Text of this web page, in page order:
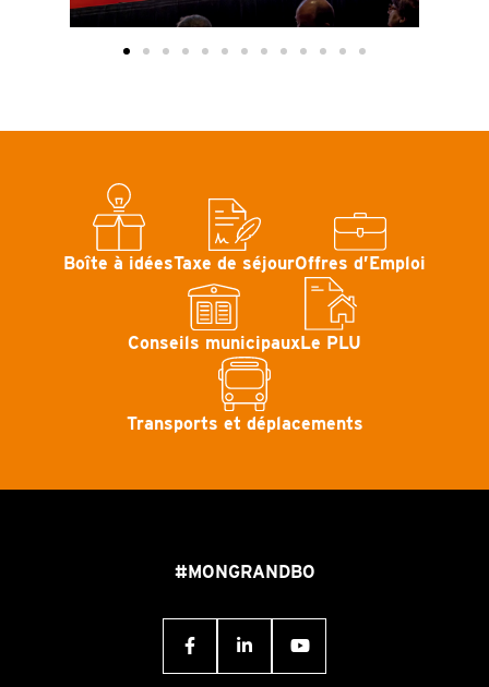
Boîte à idéesTaxe de séjourOffres d’Emploi
Conseils municipauxLe PLU
Transports et déplacements
#MONGRANDBO